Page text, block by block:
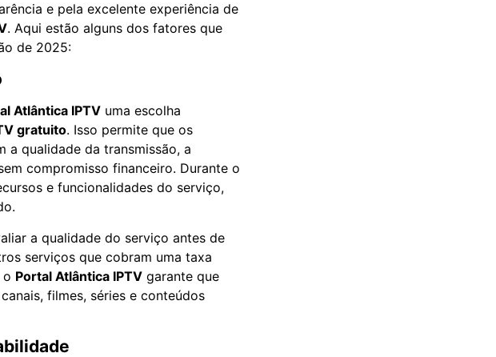
e pela excelente experiência de
. Aqui estão alguns dos fatores que
de 2025:
Atlântica IPTV uma escolha
gratuito. Isso permite que os
a qualidade da transmissão, a
compromisso financeiro. Durante o
e funcionalidades do serviço,
a qualidade do serviço antes de
serviços que cobram uma taxa
o Portal Atlântica IPTV garante que
filmes, séries e conteúdos